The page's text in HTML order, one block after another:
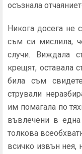
осъзнала
Никога досега не
съм си мислила,
случи. Виждала
крещят, оставала
била съм
стрували
им помагала по
въвлечени в
толкова
всичко извън нея,